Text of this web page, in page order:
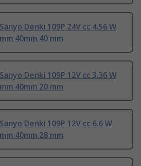
Denki 109P 24V cc 4.56 W
40mm 40 mm
Denki 109P 12V cc 3.36 W
40mm 20 mm
Denki 109P 12V cc 6.6 W
40mm 28 mm